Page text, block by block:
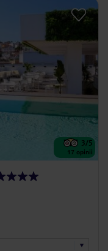
3/5
17 opinii